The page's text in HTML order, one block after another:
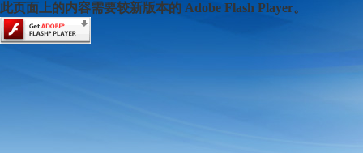
此页面上的内容需要较新版本的 Adobe Flash Player。